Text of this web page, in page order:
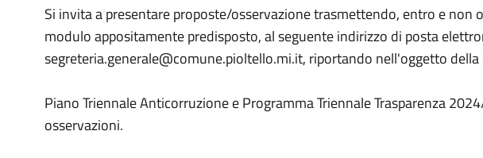
Si invita a presentare proposte/osservazione trasmettendo, entro e
modulo appositamente predisposto, al seguente indirizzo di posta
segreteria.generale@comune.pioltello.mi.it, riportando nell'oggetto
Piano Triennale Anticorruzione e Programma Triennale Trasparenza
osservazioni.